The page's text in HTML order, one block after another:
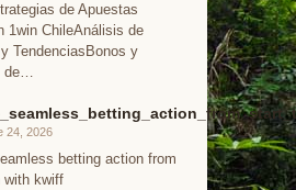
de Apuestas
1win ChileAnálisis de
TendenciasBonos y
de…
24, 2026
betting action from
with kwiff